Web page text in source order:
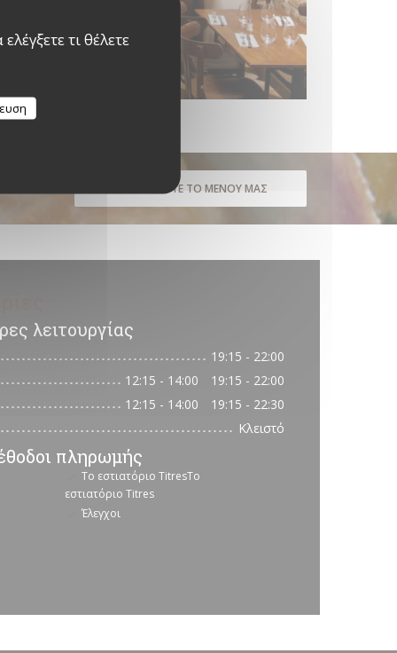
τι θέλετε
ΑΝΑΚΑΛΎΨΤΕ ΤΟ ΜΕΝΟΎ ΜΑΣ
λειτουργίας
19:15 - 22:00
12:15 - 14:00
19:15 - 22:00
12:15 - 14:00
19:15 - 22:30
Κλειστό
πληρωμής
Το εστιατόριο TitresΤο
εστιατόριο Titres
Έλεγχοι